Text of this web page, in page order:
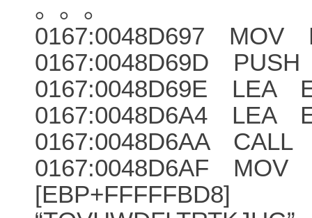
。。。
0167:0048D697 MOV
0167:0048D69D
0167:0048D69E LEA
0167:0048D6A4 LEA
0167:0048D6AA CALL
0167:0048D6AF MOV
[EBP+FFFFFBD8]